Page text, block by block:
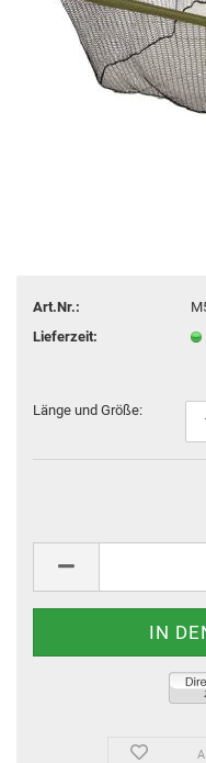
Art.Nr.:
Lieferzeit:
Länge und Größe: